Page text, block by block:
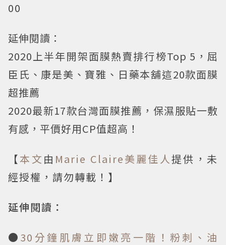
00
延伸閱讀：
2020上半年開架面膜熱賣排行榜Top 5，屈
臣氏、康是美、寶雅、日藥本舖這20款面膜
超推薦
2020最新17款台灣面膜推薦，保濕服貼一敷
有感，平價好用CP值超高！
【本文 由 Marie Claire美麗佳人提供，未
經授權，請勿轉載！】
延伸閱讀：
● 30分鐘肌膚立即嫩亮一階！粉刺、油